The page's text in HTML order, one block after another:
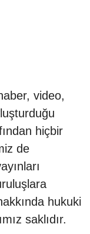
video,
hiçbir
de
hukuki
saklıdır.